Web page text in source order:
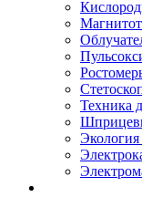
Техника